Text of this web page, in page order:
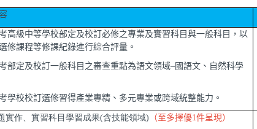
高級中等學校部定及校訂必修之專業及實習科目與一般科目，以
修課程等修課紀錄進行綜合評量。
部定及校訂一般科目之審查重點為語文領域–國語文、自然科學
學校校訂選修習得產業專精、多元專業或跨域統整能力。
實作、實習科目學習成果(含技能領域) （至多擇優1件呈現）